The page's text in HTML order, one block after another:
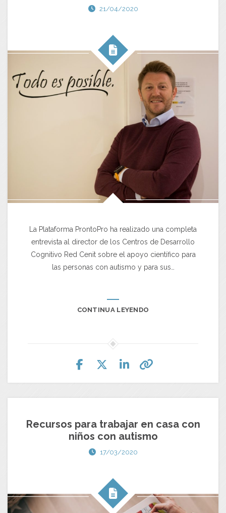
21/04/2020
La Plataforma ProntoPro ha realizado una completa
entrevista al director de los Centros de Desarrollo
Cognitivo Red Cenit sobre el apoyo científico para
las personas con autismo y para sus…
CONTINUA LEYENDO
Recursos para trabajar en casa con
niños con autismo
17/03/2020